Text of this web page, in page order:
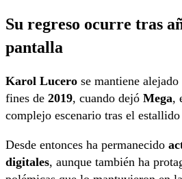
Su regreso ocurre tras
pantalla
Karol Lucero se mantiene
fines de 2019, cuando dejó Mega,
complejo escenario tras el
Desde entonces ha permanecido
digitales, aunque también ha